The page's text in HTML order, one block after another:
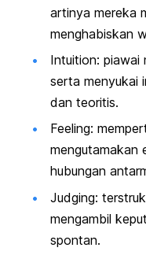
artinya mereka
menghabiskan
Intuition: piawai
serta menyukai
dan teoritis.
Feeling:
mengutamakan
hubungan
Judging:
mengambil
spontan.